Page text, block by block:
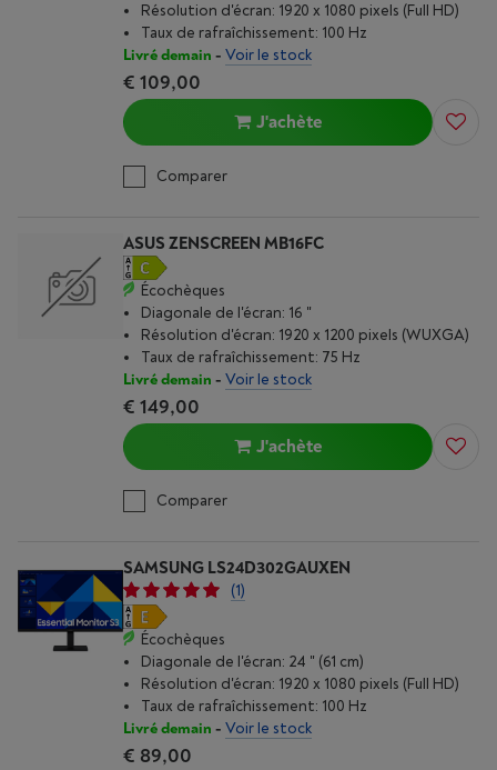
Résolution d'écran: 1920 x 1080 pixels (Full HD)
Taux de rafraîchissement: 100 Hz
Livré demain - Voir le stock
€ 109,00
J'achète
Comparer
ASUS ZENSCREEN MB16FC
Écochèques
Diagonale de l'écran: 16 "
Résolution d'écran: 1920 x 1200 pixels (WUXGA)
Taux de rafraîchissement: 75 Hz
Livré demain - Voir le stock
€ 149,00
J'achète
Comparer
SAMSUNG LS24D302GAUXEN
(1)
Écochèques
Diagonale de l'écran: 24 " (61 cm)
Résolution d'écran: 1920 x 1080 pixels (Full HD)
Taux de rafraîchissement: 100 Hz
Livré demain - Voir le stock
€ 89,00